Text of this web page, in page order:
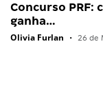
Concurso PRF:
ganha…
Olivia Furlan • 26 de